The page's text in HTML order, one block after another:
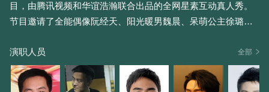
目，由腾讯视频和华谊浩瀚联合出品的全网星素互动真人秀。
节目邀请了全能偶像阮经天、阳光暖男魏晨、呆萌公主徐璐作
庞大的用户群开展跨屏互动。
谢涤葵透露，节目组已通过腾讯网、新浪微博、百度贴吧等多
演职人员 全部